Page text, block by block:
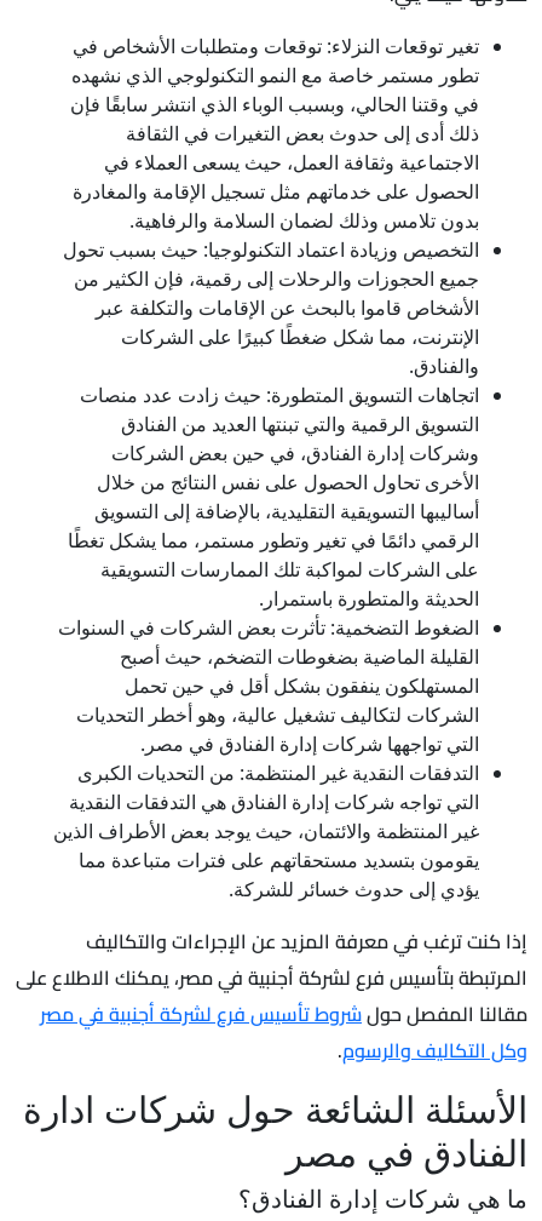
تغير توقعات النزلاء: توقعات ومتطلبات الأشخاص في
تطور مستمر خاصة مع النمو التكنولوجي الذي نشهده
في وقتنا الحالي، وبسبب الوباء الذي انتشر سابقًا فإن
ذلك أدى إلى حدوث بعض التغيرات في الثقافة
الاجتماعية وثقافة العمل، حيث يسعى العملاء في
الحصول على خدماتهم مثل تسجيل الإقامة والمغادرة
بدون تلامس وذلك لضمان السلامة والرفاهية.
التخصيص وزيادة اعتماد التكنولوجيا: حيث بسبب تحول
جميع الحجوزات والرحلات إلى رقمية، فإن الكثير من
الأشخاص قاموا بالبحث عن الإقامات والتكلفة عبر
الإنترنت، مما شكل ضغطًا كبيرًا على الشركات
والفنادق.
اتجاهات التسويق المتطورة: حيث زادت عدد منصات
التسويق الرقمية والتي تبنتها العديد من الفنادق
وشركات إدارة الفنادق، في حين بعض الشركات
الأخرى تحاول الحصول على نفس النتائج من خلال
أساليبها التسويقية التقليدية، بالإضافة إلى التسويق
الرقمي دائمًا في تغير وتطور مستمر، مما يشكل تغطًا
على الشركات لمواكبة تلك الممارسات التسويقية
الحديثة والمتطورة باستمرار.
الضغوط التضخمية: تأثرت بعض الشركات في السنوات
القليلة الماضية بضغوطات التضخم، حيث أصبح
المستهلكون ينفقون بشكل أقل في حين تحمل
الشركات لتكاليف تشغيل عالية، وهو أخطر التحديات
التي تواجهها شركات إدارة الفنادق في مصر.
التدفقات النقدية غير المنتظمة: من التحديات الكبرى
التي تواجه شركات إدارة الفنادق هي التدفقات النقدية
غير المنتظمة والائتمان، حيث يوجد بعض الأطراف الذين
يقومون بتسديد مستحقاتهم على فترات متباعدة مما
يؤدي إلى حدوث خسائر للشركة.
إذا كنت ترغب في معرفة المزيد عن الإجراءات والتكاليف
المرتبطة بتأسيس فرع لشركة أجنبية في مصر، يمكنك الاطلاع على
مقالنا المفصل حولشروط تأسيس فرع لشركة أجنبية في مصر
وكل التكاليف والرسوم.
الأسئلة الشائعة حول شركات ادارة
الفنادق في مصر
ما هي شركات إدارة الفنادق؟